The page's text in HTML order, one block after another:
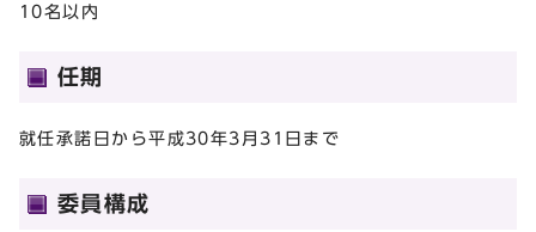
10名以内
任期
就任承諾日から平成30年3月31日まで
委員構成